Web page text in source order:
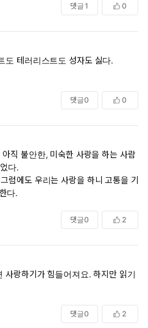
댓글 1 0
도 테러리스트도 성자도 싫다.
댓글0 0
직 불안한, 미숙한 사랑을 하는 사람
다.
럼에도 우리는 사랑을 하니 고통을 기
다.
댓글0 2
사랑하기가 힘들어져요. 하지만 읽기
댓글0 2